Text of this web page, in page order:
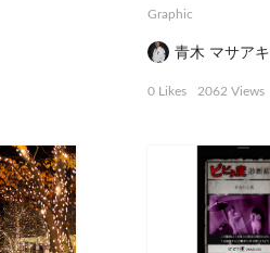
Graphic
青木 マサアキ
0 Likes 2062 Views